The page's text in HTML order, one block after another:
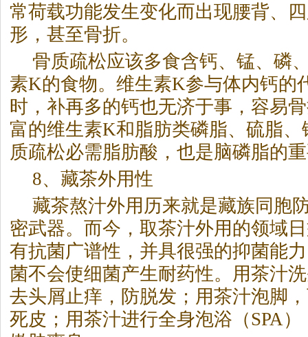
常荷载功能发生变化而出现腰背、
形，甚至骨折。
骨质疏松应该多食含钙、锰、磷
素K的食物。维生素K参与体内钙的
时，补再多的钙也无济于事，容易
富的维生素K和脂肪类磷脂、硫脂
质疏松必需脂肪酸，也是脑磷脂的
8、藏茶外用性
藏茶熬汁外用历来就是藏族同胞
密武器。而今，取茶汁外用的领域
有抗菌广谱性，并具很强的抑菌能
菌不会使细菌产生耐药性。用茶汁
去头屑止痒，防脱发；用茶汁泡脚
死皮；用茶汁进行全身泡浴（SPA